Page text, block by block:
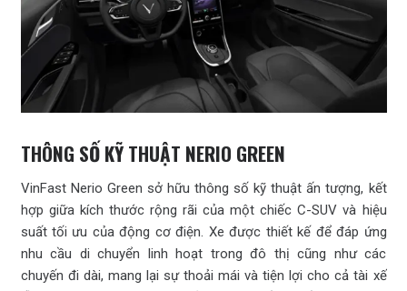
THÔNG SỐ KỸ THUẬT NERIO GREEN
VinFast Nerio Green sở hữu thông số kỹ thuật ấn tượng, kết
hợp giữa kích thước rộng rãi của một chiếc C-SUV và hiệu
suất tối ưu của động cơ điện. Xe được thiết kế để đáp ứng
nhu cầu di chuyển linh hoạt trong đô thị cũng như các
chuyến đi dài, mang lại sự thoải mái và tiện lợi cho cả tài xế